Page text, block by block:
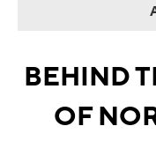
BEHIND
OF